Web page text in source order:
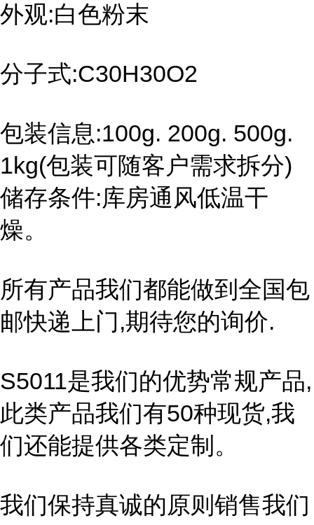
外观:白色粉末
分子式:C30H30O2
包装信息:100g. 200g. 500g.
1kg(包装可随客户需求拆分)
储存条件:库房通风低温干
燥。
所有产品我们都能做到全国包
邮快递上门,期待您的询价.
S5011是我们的优势常规产品,
此类产品我们有50种现货,我
们还能提供各类定制。
我们保持真诚的原则销售我们